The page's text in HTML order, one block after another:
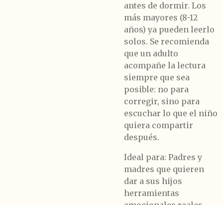
antes de dormir. Los
más mayores (8-12
años) ya pueden leerlo
solos. Se recomienda
que un adulto
acompañe la lectura
siempre que sea
posible: no para
corregir, sino para
escuchar lo que el niño
quiera compartir
después.
Ideal para: Padres y
madres que quieren
dar a sus hijos
herramientas